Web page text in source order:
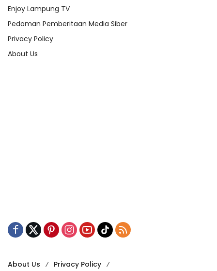
Enjoy Lampung TV
Pedoman Pemberitaan Media Siber
Privacy Policy
About Us
About Us
Privacy Policy